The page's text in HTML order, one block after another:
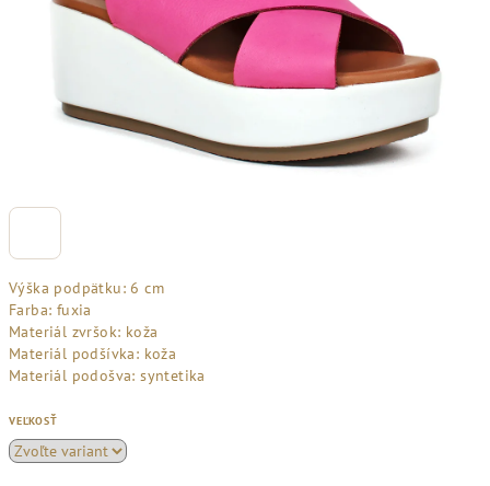
Výška podpätku: 6 cm
Farba: fuxia
Materiál zvršok: koža
Materiál podšívka: koža
Materiál podošva: syntetika
VEĽKOSŤ